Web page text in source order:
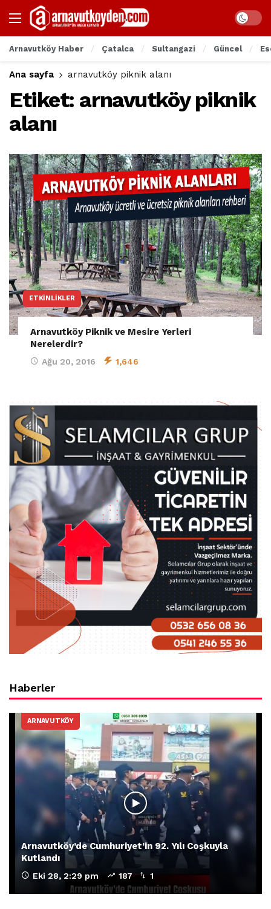
Arnavutköy Haber Çatalca Sultangazi Güncel
Ana sayfa arnavutköy piknik alanı
Etiket: arnavutköy piknik
alanı
ETKINLIKLER
Arnavutköy Piknik ve Mesire Yerleri
Nerelerdir?
Ağu 20, 2016 1,646
Haberler
ARNAVUTKÖY
Arnavutköy’de Cumhuriyet’in 92. Yılı Coşkuyla
Kutlandı
Eki 28, 2:29 pm 187 1